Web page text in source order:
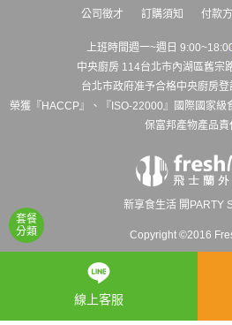
套餐
分類
公司徵才 訂購須知 付款
上班時間週一~週日
中央廚房 114台北市內湖區舊宗
台北市政府准予合格中央廚房
榮獲『HACCP』、『ISO-22000』國際國家級
保富邦產物產品責
新享食生活 開PARTY
Copyright ©2016
線上客服